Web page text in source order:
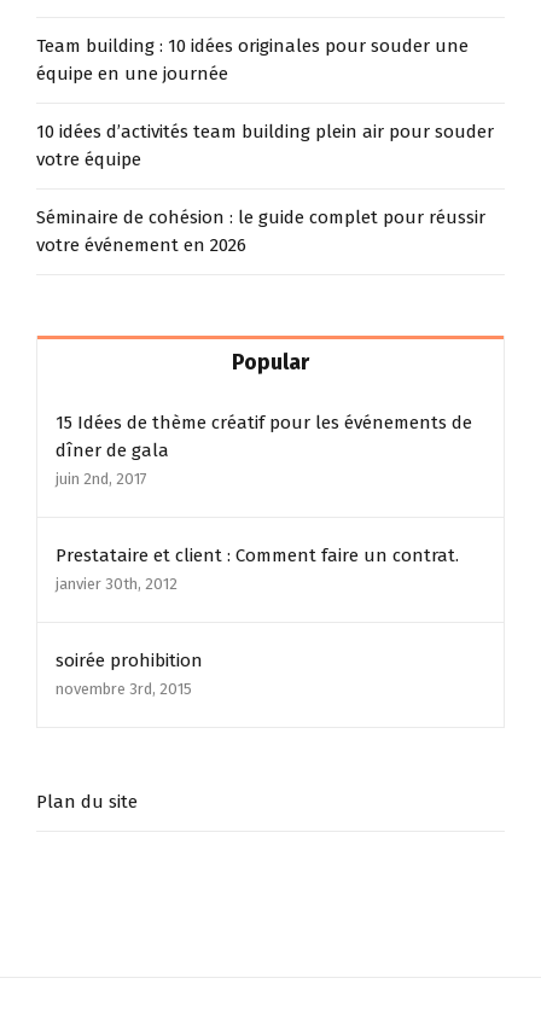
Team building : 10 idées originales pour souder une
équipe en une journée
10 idées d’activités team building plein air pour souder
votre équipe
Séminaire de cohésion : le guide complet pour réussir
votre événement en 2026
Popular
15 Idées de thème créatif pour les événements de
dîner de gala
juin 2nd, 2017
Prestataire et client : Comment faire un contrat.
janvier 30th, 2012
soirée prohibition
novembre 3rd, 2015
Plan du site